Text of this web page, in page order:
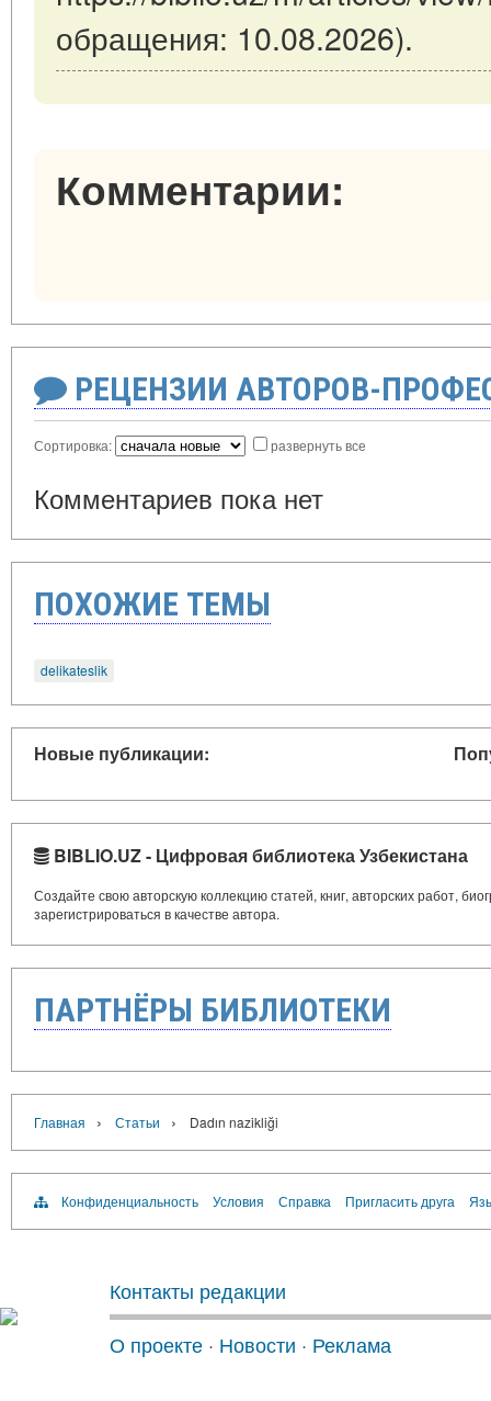
обращения: 10.08.2026).
Комментарии:
РЕЦЕНЗИИ АВТОРОВ-
Сортировка: развернуть все
Комментариев пока нет
ПОХОЖИЕ ТЕМЫ
delikateslik
Новые публикации:
BIBLIO.UZ - Цифровая библиотека Узбекистана
Создайте свою авторскую коллекцию статей, книг, авторских работ,
зарегистрироваться в качестве автора.
ПАРТНЁРЫ БИБЛИОТЕКИ
Главная › Статьи › Dadın nazikliği
Конфиденциальность Условия Справка Пригласить друга
Контакты редакции
О проекте · Новости · Реклама